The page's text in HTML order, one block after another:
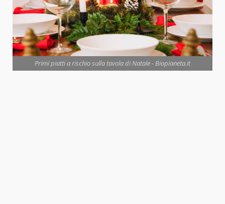
Primi piatti a rischio sulla tavola di Natale - Biopianeta.it